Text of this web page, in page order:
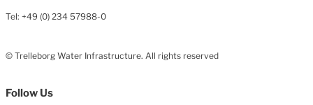
Tel: +49 (0) 234 57988-0
© Trelleborg Water Infrastructure. All rights reserved
Follow Us